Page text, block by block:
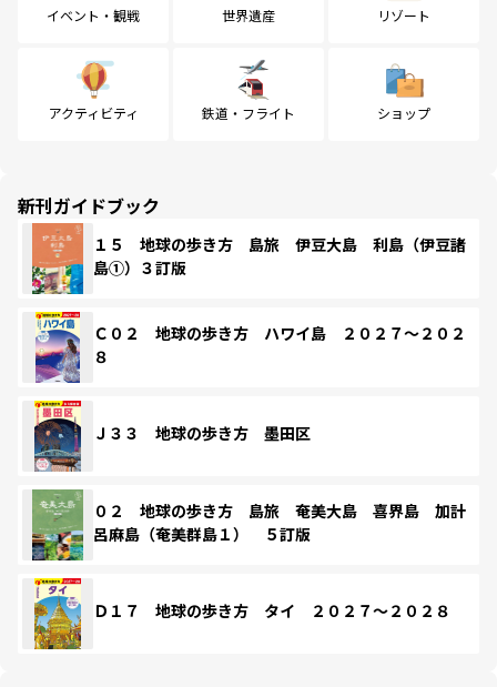
イベント・観戦 世界遺産 リゾート
アクティビティ 鉄道・フライト ショップ
新刊ガイドブック
１５ 地球の歩き方 島旅 伊豆大島 利島（伊豆諸
島①）３訂版
Ｃ０２ 地球の歩き方 ハワイ島 ２０２７～２０２
８
Ｊ３３ 地球の歩き方 墨田区
０２ 地球の歩き方 島旅 奄美大島 喜界島 加計
呂麻島（奄美群島１） ５訂版
Ｄ１７ 地球の歩き方 タイ ２０２７～２０２８